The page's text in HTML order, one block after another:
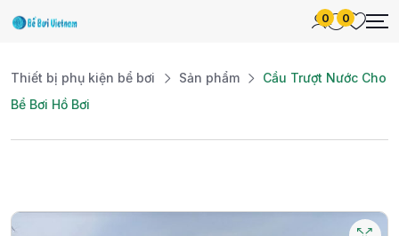
0 0
Thiết bị phụ kiện bể bơi Sản phẩm
Cầu Trượt Nước Cho
Bể Bơi Hồ Bơi